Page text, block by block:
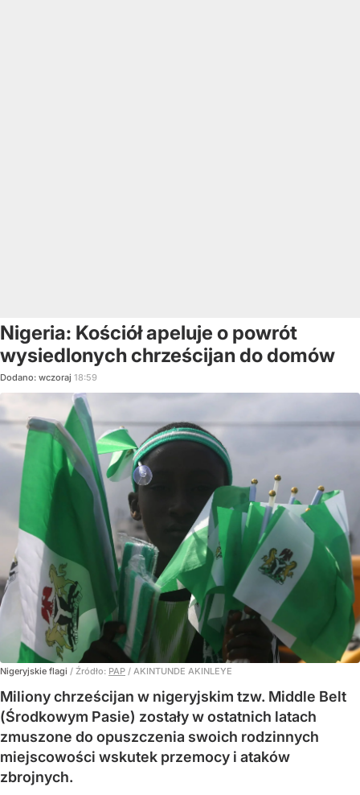
Nigeria: Kościół apeluje o powrót
wysiedlonych chrześcijan do domów
Dodano: wczoraj 18:59
Nigeryjskie flagi / Źródło: PAP / AKINTUNDE AKINLEYE
Miliony chrześcijan w nigeryjskim tzw. Middle Belt
(Środkowym Pasie) zostały w ostatnich latach
zmuszone do opuszczenia swoich rodzinnych
miejscowości wskutek przemocy i ataków
zbrojnych.